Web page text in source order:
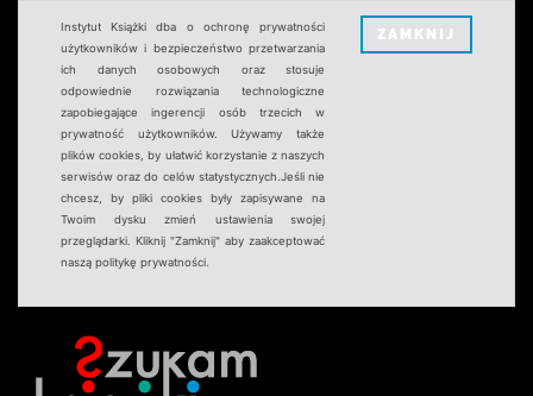
Instytut Książki dba o ochronę prywatności
użytkowników i bezpieczeństwo przetwarzania
ich danych osobowych oraz stosuje
odpowiednie rozwiązania technologiczne
zapobiegające ingerencji osób trzecich w
prywatność użytkowników. Używamy także
plików cookies, by ułatwić korzystanie z naszych
serwisów oraz do celów statystycznych.Jeśli nie
chcesz, by pliki cookies były zapisywane na
Twoim dysku zmień ustawienia swojej
przeglądarki. Kliknij "Zamknij" aby zaakceptować
naszą politykę prywatności.
ZAMKNIJ